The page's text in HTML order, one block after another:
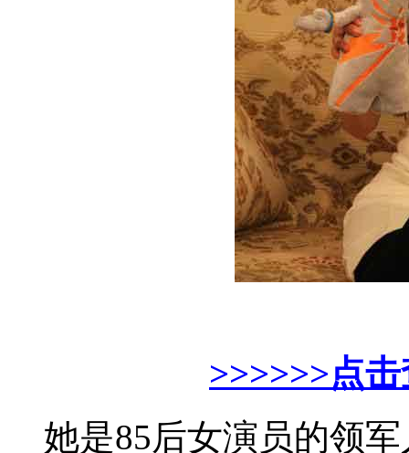
>>>>>>点
她是85后女演员的领